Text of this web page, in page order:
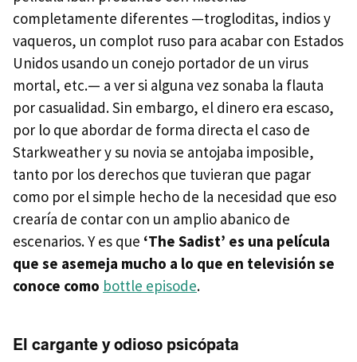
completamente diferentes —trogloditas, indios y
vaqueros, un complot ruso para acabar con Estados
Unidos usando un conejo portador de un virus
mortal, etc.— a ver si alguna vez sonaba la flauta
por casualidad. Sin embargo, el dinero era escaso,
por lo que abordar de forma directa el caso de
Starkweather y su novia se antojaba imposible,
tanto por los derechos que tuvieran que pagar
como por el simple hecho de la necesidad que eso
crearía de contar con un amplio abanico de
escenarios. Y es que ‘The Sadist’ es una película
que se asemeja mucho a lo que en televisión se
conoce como bottle episode.
El cargante y odioso psicópata